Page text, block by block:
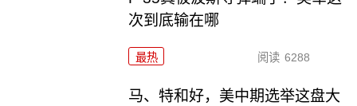
次到底输在哪
最热 阅读 6288
马、特和好，美中期选举这盘大